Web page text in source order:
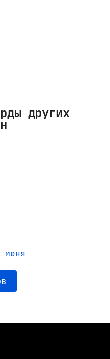
других
меня